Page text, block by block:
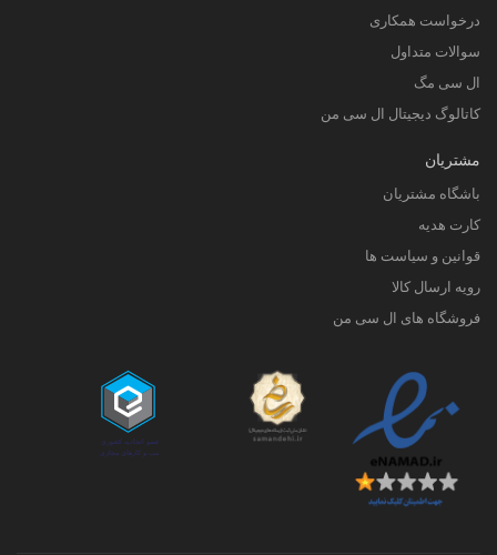
درخواست همکاری
سوالات متداول
ال سی مگ
کاتالوگ دیجیتال ال سی من
مشتریان
باشگاه مشتریان
کارت هدیه
قوانین و سیاست ها
رویه ارسال کالا
فروشگاه های ال سی من